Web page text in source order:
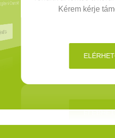
Önnek!
Kérem kérje